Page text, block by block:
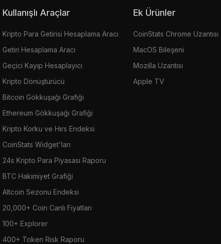
Kullanışlı Araçlar
Kripto Para Getirisi Hesaplama Aracı
Getiri Hesaplama Aracı
Geçici Kayıp Hesaplayıcı
Kripto Dönüştürücü
Bitcoin Gökkuşağı Grafiği
Ethereum Gökkuşağı Grafiği
Kripto Korku ve Hırs Endeksi
CoinStats Widget'ları
24s Kripto Para Piyasası Raporu
BTC Hakimiyet Grafiği
Altcoin Sezonu Endeksi
20,000+ Coin Canlı Fiyatları
100+ Explorer
400+ Token Risk Raporu
Ek Ürünler
CoinStats Chrome Uzantısı
MacOS Bileşeni
Mozilla Uzantısı
Apple TV